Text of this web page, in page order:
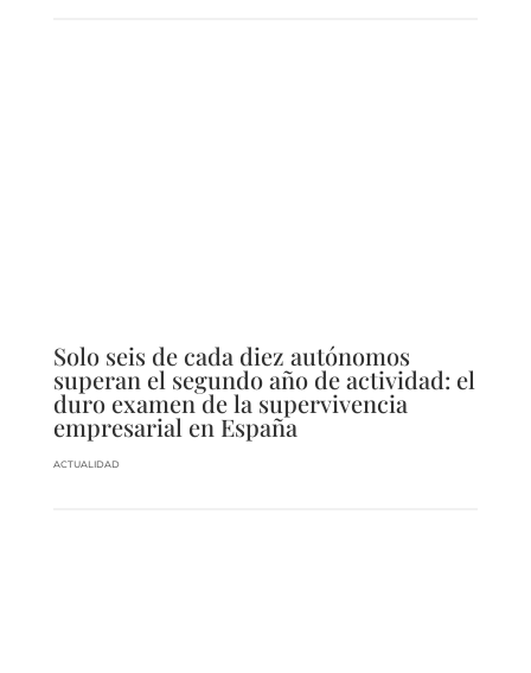
Solo seis de cada diez autónomos
superan el segundo año de actividad: el
duro examen de la supervivencia
empresarial en España
ACTUALIDAD